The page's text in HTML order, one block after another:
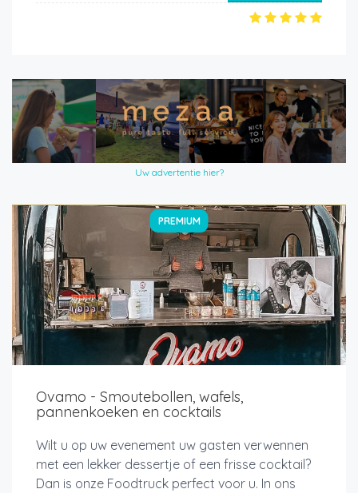
Uw advertentie hier?
PREMIUM
Ovamo - Smoutebollen, wafels,
pannenkoeken en cocktails
Wilt u op uw evenement uw gasten verwennen
met een lekker dessertje of een frisse cocktail?
Dan is onze Foodtruck perfect voor u. In ons